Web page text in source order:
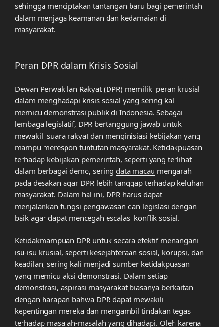
sehingga menciptakan tantangan baru bagi pemerintah
dalam menjaga keamanan dan kedamaian di
masyarakat.
Peran DPR dalam Krisis Sosial
Dewan Perwakilan Rakyat (DPR) memiliki peran krusial
dalam menghadapi krisis sosial yang sering kali
memicu demonstrasi publik di Indonesia. Sebagai
lembaga legislatif, DPR bertanggung jawab untuk
mewakili suara rakyat dan menginisiasi kebijakan yang
mampu merespon tuntutan masyarakat. Ketidakpuasan
terhadap kebijakan pemerintah, seperti yang terlihat
dalam berbagai demo, sering data macau mengarah
pada desakan agar DPR lebih tanggap terhadap keluhan
masyarakat. Dalam hal ini, DPR harus dapat
menjalankan fungsi pengawasan dan legislasi dengan
baik agar dapat mencegah escalasi konflik sosial.
Ketidakmampuan DPR untuk secara efektif menangani
isu-isu krusial, seperti kesejahteraan sosial, korupsi, dan
keadilan, sering kali menjadi sumber ketidakpuasan
yang memicu aksi demonstrasi. Dalam setiap
demonstrasi, aspirasi masyarakat biasanya berkaitan
dengan harapan bahwa DPR dapat mewakili
kepentingan mereka dan mengambil tindakan tegas
terhadap masalah-masalah yang dihadapi. Oleh karena